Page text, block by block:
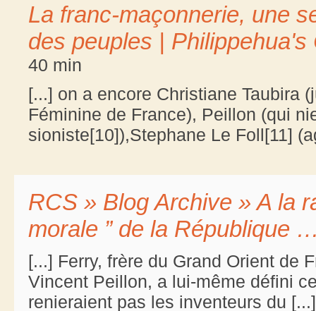
La franc-maçonnerie, une
des peuples | Philippehua's
40 min
[...] on a encore Christiane Taubira
Féminine de France), Peillon (qui
sioniste[10]),Stephane Le Foll[11]
RCS » Blog Archive » A la
morale ” de la République
[...] Ferry, frère du Grand Orient de
Vincent Peillon, a lui-même défini
renieraient pas les inventeurs du [...]